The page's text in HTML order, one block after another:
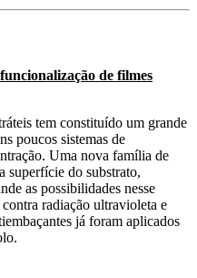
de filmes
tem constituído um grande
poucos sistemas de
Uma nova família de
superfície do substrato,
as possibilidades nesse
radiação ultravioleta e
já foram aplicados